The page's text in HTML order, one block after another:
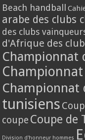
Beach handball
arabe des clubs
des clubs
d'Afrique des
Championnat
Championnat
tunisiens
coupe Coupe de
Division d'honneur hommes